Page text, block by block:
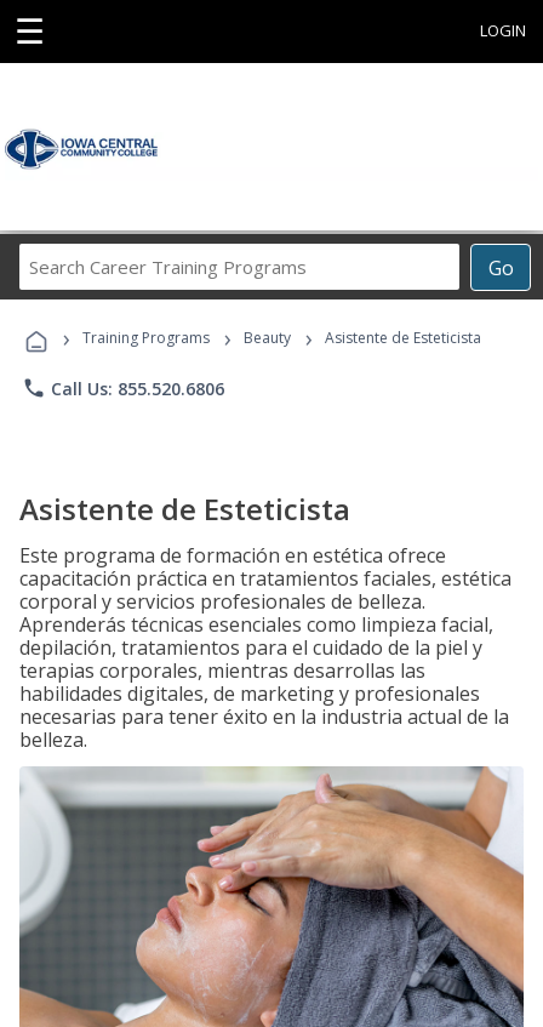
☰ LOGIN
Go
Career
Programs
› Training Programs › Beauty › Asistente de Esteticista
phone Call Us: 855.520.6806
Asistente de Esteticista
Este programa de formación en estética ofrece
capacitación práctica en tratamientos faciales, estética
corporal y servicios profesionales de belleza.
Aprenderás técnicas esenciales como limpieza facial,
depilación, tratamientos para el cuidado de la piel y
terapias corporales, mientras desarrollas las
habilidades digitales, de marketing y profesionales
necesarias para tener éxito en la industria actual de la
belleza.